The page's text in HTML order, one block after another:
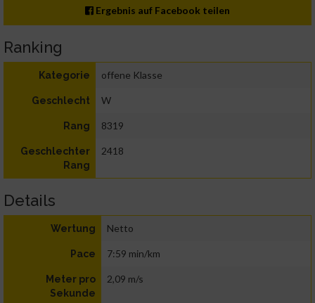
Ergebnis auf Facebook teilen
Ranking
Kategorie offene Klasse
Geschlecht W
Rang 8319
Geschlechter
Rang
2418
Details
Wertung Netto
Pace 7:59 min/km
Meter pro
Sekunde
2,09 m/s